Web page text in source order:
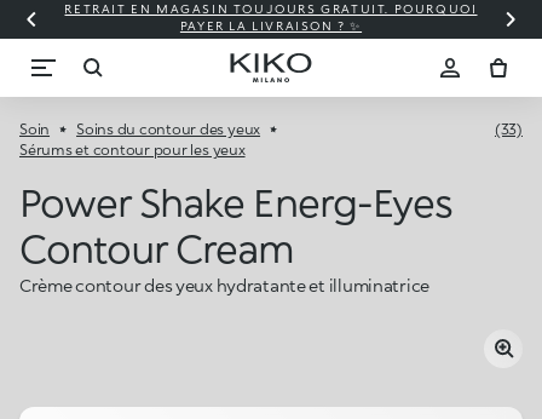
RETRAIT EN MAGASIN TOUJOURS GRATUIT. POURQUOI
PAYER LA LIVRAISON ? ✨
Soin
Soins du contour des yeux
Sérums et contour pour les yeux
(33)
Power Shake Energ-Eyes
Contour Cream
Crème contour des yeux hydratante et illuminatrice